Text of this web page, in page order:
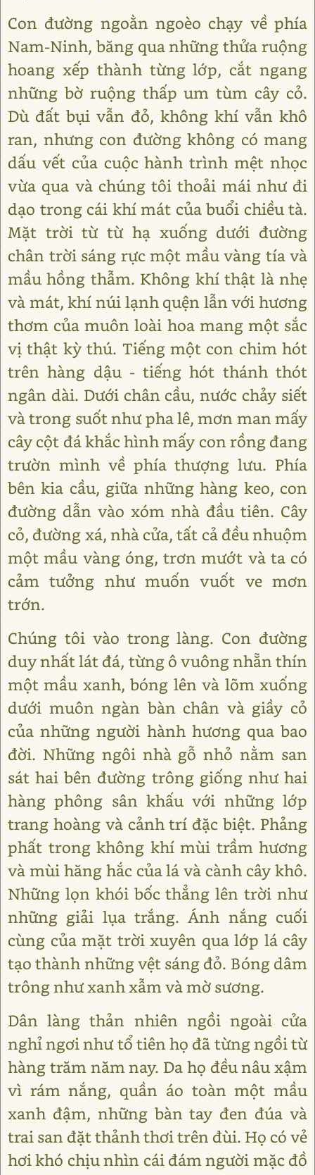
Con đường ngoằn ngoèo chạy về phía
Nam-Ninh, băng qua những thửa ruộng
hoang xếp thành từng lớp, cắt ngang
những bờ ruộng thấp um tùm cây cỏ.
Dù đất bụi vẫn đỏ, không khí vẫn khô
ran, nhưng con đường không có mang
dấu vết của cuộc hành trình mệt nhọc
vừa qua và chúng tôi thoải mái như đi
dạo trong cái khí mát của buổi chiều tà.
Mặt trời từ từ hạ xuống dưới đường
chân trời sáng rực một mầu vàng tía và
mầu hồng thẫm. Không khí thật là nhẹ
và mát, khí núi lạnh quện lẫn với hương
thơm của muôn loài hoa mang một sắc
vị thật kỳ thú. Tiếng một con chim hót
trên hàng dậu - tiếng hót thánh thót
ngân dài. Dưới chân cầu, nước chảy siết
và trong suốt như pha lê, mơn man mấy
cây cột đá khắc hình mấy con rồng đang
trườn mình về phía thượng lưu. Phía
bên kia cầu, giữa những hàng keo, con
đường dẫn vào xóm nhà đầu tiên. Cây
cỏ, đường xá, nhà cửa, tất cả đều nhuộm
một mầu vàng óng, trơn mướt và ta có
cảm tưởng như muốn vuốt ve mơn
trớn.
Chúng tôi vào trong làng. Con đường
duy nhất lát đá, từng ô vuông nhẵn thín
một mầu xanh, bóng lên và lõm xuống
dưới muôn ngàn bàn chân và giầy cỏ
của những người hành hương qua bao
đời. Những ngôi nhà gỗ nhỏ nằm san
sát hai bên đường trông giống như hai
hàng phông sân khấu với những lớp
trang hoàng và cảnh trí đặc biệt. Phảng
phất trong không khí mùi trầm hương
và mùi hăng hắc của lá và cành cây khô.
Những lọn khói bốc thẳng lên trời như
những giải lụa trắng. Ánh nắng cuối
cùng của mặt trời xuyên qua lớp lá cây
tạo thành những vệt sáng đỏ. Bóng dâm
trông như xanh xẫm và mờ sương.
Dân làng thản nhiên ngồi ngoài cửa
nghỉ ngơi như tổ tiên họ đã từng ngồi từ
hàng trăm năm nay. Da họ đều nâu xậm
vì rám nắng, quần áo toàn một mầu
xanh đậm, những bàn tay đen đúa và
trai san đặt thảnh thơi trên đùi. Họ có vẻ
hơi khó chịu nhìn cái đám người mặc đồ